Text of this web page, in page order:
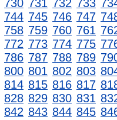
730 731 732 733
744 745 746 747
758 759 760 761
772 773 774 775
786 787 788 789
800 801 802 803
814 815 816 817
828 829 830 831
842 843 844 845